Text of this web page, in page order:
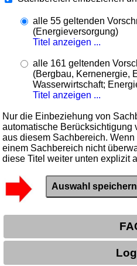
alle 55 geltenden
(Energieversorgung)
Titel anzeigen ...
alle 161 geltenden
(Bergbau, Kernenergie,
Wasserwirtschaft;
Titel anzeigen ...
Nur die Einbeziehung von
automatische Berücksichtigung
aus diesem Sachbereich.
einem Sachbereich nicht
diese Titel weiter unten explizit